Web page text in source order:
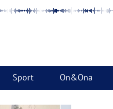
Sport On&Ona